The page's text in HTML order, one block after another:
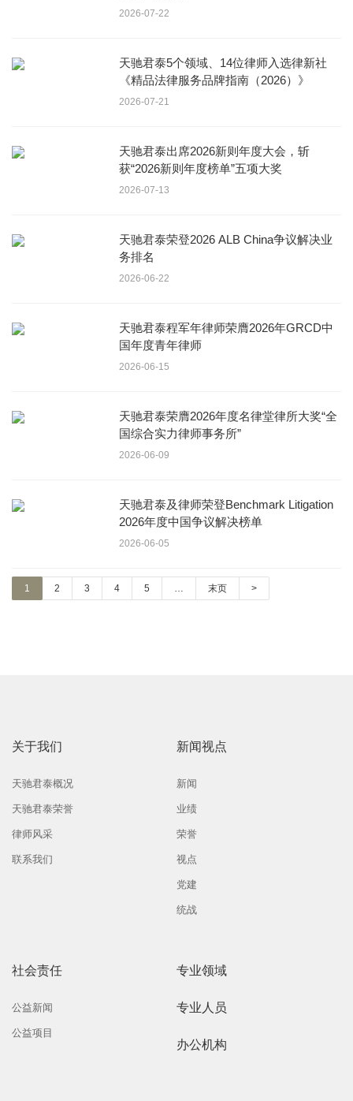
2026-07-22
天驰君泰5个领域、14位律师入选律新社
《精品法律服务品牌指南（2026）》
2026-07-21
天驰君泰出席2026新则年度大会，斩
获“2026新则年度榜单”五项大奖
2026-07-13
天驰君泰荣登2026 ALB China争议解决业
务排名
2026-06-22
天驰君泰程军年律师荣膺2026年GRCD中
国年度青年律师
2026-06-15
天驰君泰荣膺2026年度名律堂律所大奖“全
国综合实力律师事务所”
2026-06-09
天驰君泰及律师荣登Benchmark Litigation
2026年度中国争议解决榜单
2026-06-05
1 2 3 4 5 … 末页 >
关于我们
天驰君泰概况
天驰君泰荣誉
律师风采
联系我们
新闻视点
新闻
业绩
荣誉
视点
党建
统战
社会责任
公益新闻
公益项目
专业领域
专业人员
办公机构